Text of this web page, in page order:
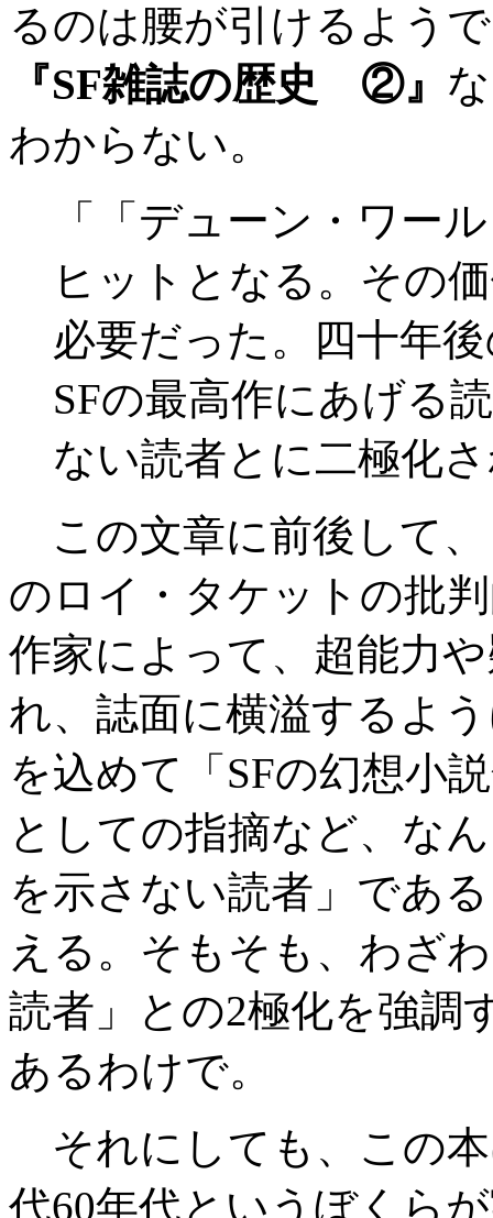
るのは腰が引けるよう
『SF雑誌の歴史 ②』
わからない。
「「デューン・ワー
ヒットとなる。その
必要だった。四十年
SFの最高作にあげる
ない読者とに二極化
この文章に前後して、
のロイ・タケットの批
作家によって、超能力
れ、誌面に横溢するよ
を込めて「SFの幻想小
としての指摘など、な
を示さない読者」であ
える。そもそも、わざ
読者」との2極化を強調
あるわけで。
それにしても、この
代60年代というぼくら